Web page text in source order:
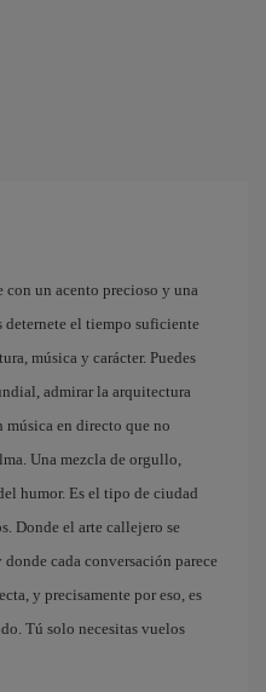
con un acento precioso y una
deternete el tiempo suficiente
música y carácter. Puedes
admirar la arquitectura
en directo que no
Una mezcla de orgullo,
humor. Es el tipo de ciudad
Donde el arte callejero se
cada conversación parece
y precisamente por eso, es
Tú solo necesitas vuelos